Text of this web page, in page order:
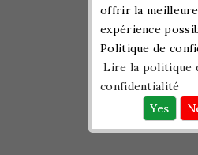
offrir la meilleure
expérience
Politique de
Lire la politique
confidentialité